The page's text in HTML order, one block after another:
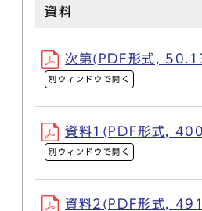
資料
次第(PDF形式,
別ウィンドウで開く
資料1(PDF形式,
別ウィンドウで開く
資料2(PDF形式,